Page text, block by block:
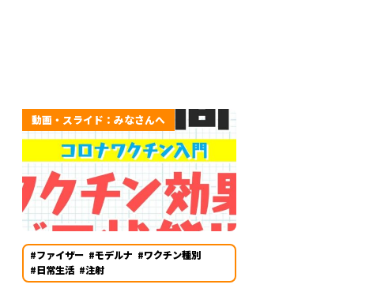
動画・スライド：みなさんへ
#ファイザー #モデルナ #ワクチン種別
#日常生活 #注射